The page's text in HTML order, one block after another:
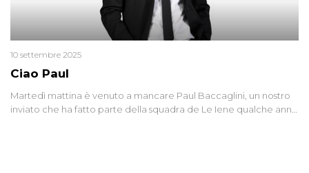
Ciao Paul
10 settembre 2025
Martedì mattina è venuto a mancare Paul Baccaglini, un nostro
inviato che ha fatto parte della squadra de Le Iene qualche anno